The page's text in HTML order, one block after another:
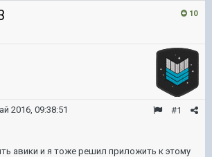
10
#1
2016, 09:38:51
авики и я тоже решил приложить к этому